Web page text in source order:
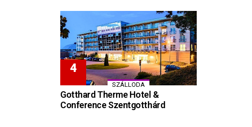
SZÁLLODA
Gotthard Therme Hotel &
Conference Szentgotthárd